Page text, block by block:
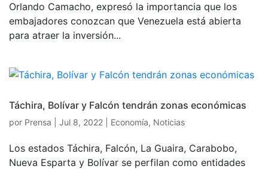
Orlando Camacho, expresó la importancia que los
embajadores conozcan que Venezuela está abierta
para atraer la inversión...
Táchira, Bolívar y Falcón tendrán zonas económicas
por Prensa Jul 8, 2022 Economía, Noticias
Los estados Táchira, Falcón, La Guaira, Carabobo,
Nueva Esparta y Bolívar se perfilan como entidades